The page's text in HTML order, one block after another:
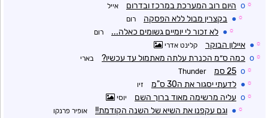
☼
o היום רוב המערכת במרכז ובדרום אייל
☼
● בקצרין מבול ללא הפסקה רום
☼
● לא זכור לי יומיים גשומים כאלה... רום
☼
● איילון הבוקר קלינט אדרי
☼
o כמה ס״מ הכנרת עלתה מאתמול עד עכשיו? בארי
☼
o 25 סמ Thunder
☼
● לדעתי יסגור את ה30 ס"מ זיו
☼
o עליה מרשימה מאוד ברוך השם יוסי
☼
● וגם עקפנו את השיא של השנה הקודמת!! אופיר פרנקו